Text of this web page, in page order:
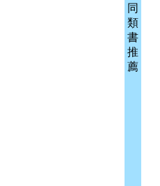
同
類
書
推
薦